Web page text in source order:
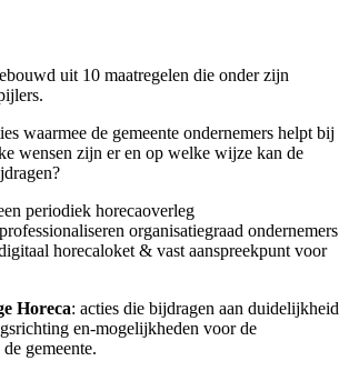
uit 10 maatregelen die onder zijn
waarmee de gemeente ondernemers helpt bij
wensen zijn er en op welke wijze kan de
periodiek horecaoverleg
organisatiegraad ondernemers
horecaloket & vast aanspreekpunt voor
Horeca: acties die bijdragen aan duidelijkheid
en-mogelijkheden voor de
gemeente.